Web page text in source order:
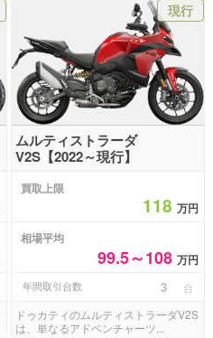
現行
ムルティストラーダ
V2S【2022～現行】
買取上限
118 万円
相場平均
99.5～108 万円
年間取引台数 3 台
ドゥカティのムルティストラーダV2S
は、単なるアドベンチャーツ...